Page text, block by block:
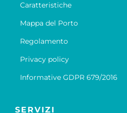
Caratteristiche
Mappa del Porto
Regolamento
Privacy policy
Informative GDPR 679/2016
SERVIZI